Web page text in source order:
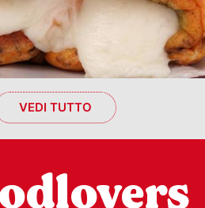
VEDI TUTTO